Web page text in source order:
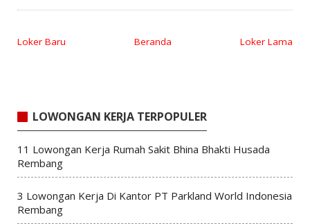
Loker Baru Loker Lama
Beranda
LOWONGAN KERJA TERPOPULER
11 Lowongan Kerja Rumah Sakit Bhina Bhakti Husada
Rembang
3 Lowongan Kerja Di Kantor PT Parkland World Indonesia
Rembang